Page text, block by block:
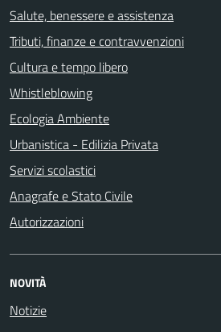
Salute, benessere e assistenza
Tributi, finanze e contravvenzioni
Cultura e tempo libero
Whistleblowing
Ecologia Ambiente
Urbanistica - Edilizia Privata
Servizi scolastici
Anagrafe e Stato Civile
Autorizzazioni
NOVITÀ
Notizie